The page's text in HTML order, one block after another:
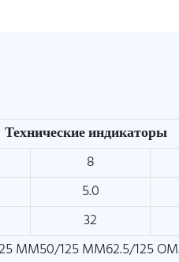
Технические индикаторы
8
5.0
32
MM50/125 MM62.5/125